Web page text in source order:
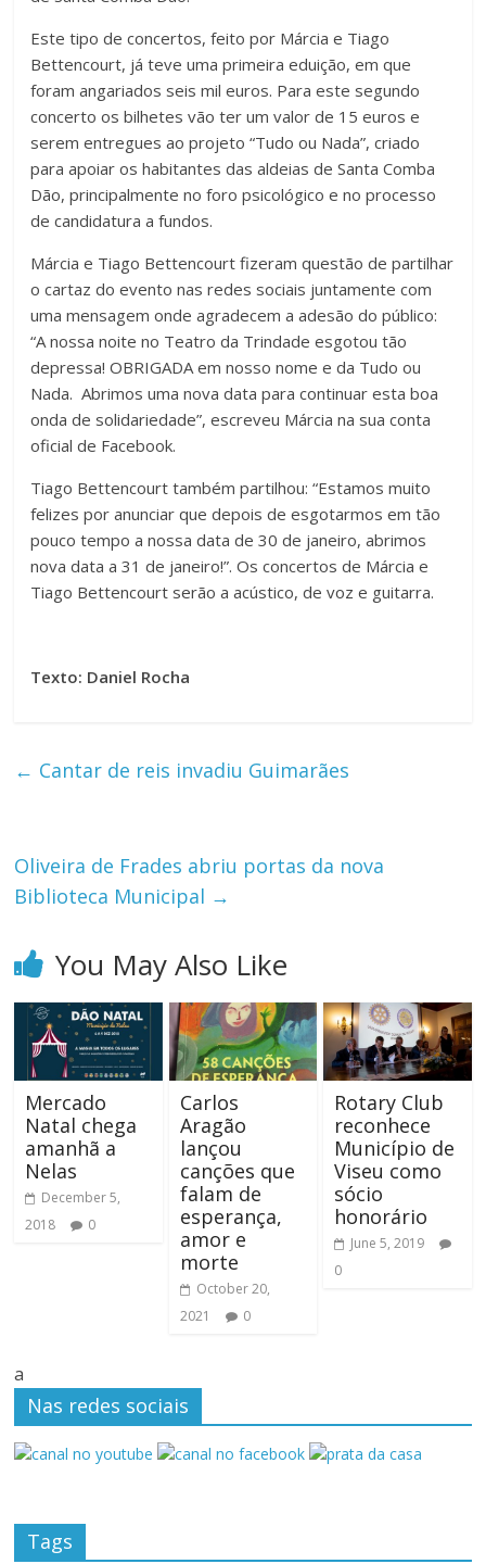
Este tipo de concertos, feito por Márcia e Tiago
Bettencourt, já teve uma primeira eduição, em que
foram angariados seis mil euros. Para este segundo
concerto os bilhetes vão ter um valor de 15 euros e
serem entregues ao projeto “Tudo ou Nada”, criado
para apoiar os habitantes das aldeias de Santa Comba
Dão, principalmente no foro psicológico e no processo
de candidatura a fundos.
Márcia e Tiago Bettencourt fizeram questão de partilhar
o cartaz do evento nas redes sociais juntamente com
uma mensagem onde agradecem a adesão do público:
“A nossa noite no Teatro da Trindade esgotou tão
depressa! OBRIGADA em nosso nome e da Tudo ou
Nada. Abrimos uma nova data para continuar esta boa
onda de solidariedade”, escreveu Márcia na sua conta
oficial de Facebook.
Tiago Bettencourt também partilhou: “Estamos muito
felizes por anunciar que depois de esgotarmos em tão
pouco tempo a nossa data de 30 de janeiro, abrimos
nova data a 31 de janeiro!”. Os concertos de Márcia e
Tiago Bettencourt serão a acústico, de voz e guitarra.
Texto: Daniel Rocha
← Cantar de reis invadiu Guimarães
Oliveira de Frades abriu portas da nova
Biblioteca Municipal →
You May Also Like
Mercado
Natal chega
amanhã a
Nelas
December 5,
2018
0
Carlos
Aragão
lançou
canções que
falam de
esperança,
amor e
morte
October 20,
2021
0
Rotary Club
reconhece
Município de
Viseu como
sócio
honorário
June 5, 2019
0
a
Nas redes sociais
Tags